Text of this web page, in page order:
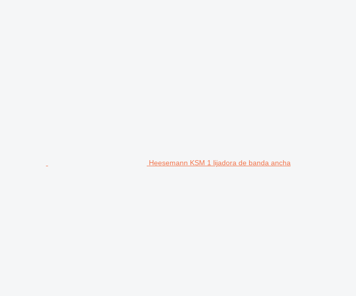
Heesemann KSM 1 lijadora de banda ancha